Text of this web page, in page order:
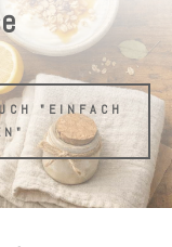
"EINFACH